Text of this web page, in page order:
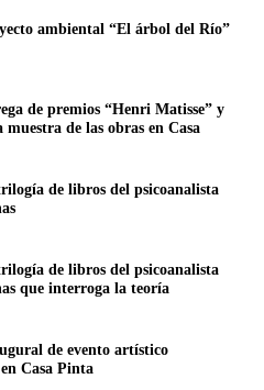
ambiental “El árbol del Río”
de premios “Henri Matisse” y
de las obras en Casa
de libros del psicoanalista
de libros del psicoanalista
que interroga la teoría
de evento artístico
Casa Pinta